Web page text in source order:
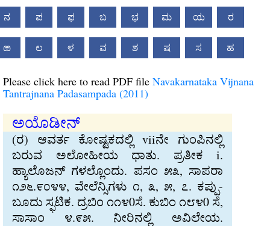
ನ ಪ ಫ ಬ ಭ ಮ ಯ ರ
ಱ ಲ ಳ ವ ಶ ಷ ಸ ಹ
Please click here to read PDF file Navakarnataka Vijnana
Tantrajnana Padasampada (2011)
ಅಯೊಡೀನ್
(ರ) ಆವರ್ತ ಕೋಷ್ಟಕದಲ್ಲಿ viiನೇ ಗುಂಪಿನಲ್ಲಿ
ಬರುವ ಅಲೋಹೀಯ ಧಾತು. ಪ್ರತೀಕ i.
ಹ್ಯಾಲೊಜನ್ ಗಳಲ್ಲೊಂದು. ಪಸಂ ೫೩, ಸಾಪರಾ
೧೨೬.೯೦೪೪, ವೇಲೆನ್ಸಿಗಳು ೧, ೩, ೫, ೭. ಕಪ್ಪು-
ಬೂದು ಸ್ಫಟಿಕ. ದ್ರಬಿಂ ೧೧೪0ಸೆ. ಕುಬಿಂ ೧೮೪0 ಸೆ,
ಸಾಸಾಂ ೪.೯೫. ನೀರಿನಲ್ಲಿ ಅವಿಲೇಯ.